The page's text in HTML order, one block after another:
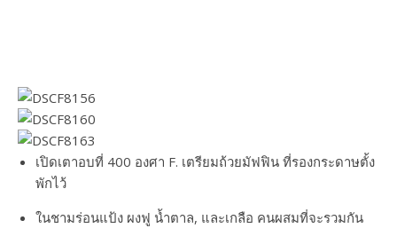
เปิดเตาอบที่ 400 องศา F. เตรียมถ้วยมัฟฟิน ที่รองกระดาษตั้ง
พักไว้
ในชามร่อนแป้ง ผงฟู น้ำตาล, และเกลือ คนผสมที่จะรวมกัน